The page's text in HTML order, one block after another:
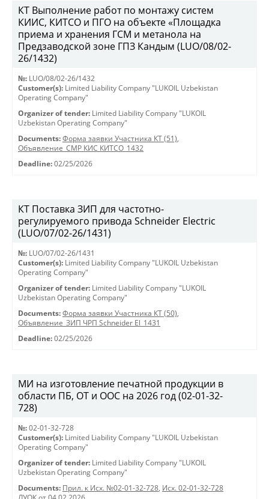
КТ Выполнение работ по монтажу систем
КИИС, КИТСО и ПГО на объекте «Площадка
приема и хранения ГСМ и метанола на
Предзаводской зоне ГПЗ Кандым (LUO/08/02-
26/1432)
№: LUO/08/02-26/1432
Customer(s): Limited Liability Company "LUKOIL Uzbekistan
Operating Company"
Organizer of tender: Limited Liability Company "LUKOIL
Uzbekistan Operating Company"
Documents: Форма заявки Участника КТ (51),
Объявление_СМР КИС КИТСО_1432
Deadline: 02/25/2026
КТ Поставка ЗИП для частотно-
регулируемого привода Schneider Electric
(LUO/07/02-26/1431)
№: LUO/07/02-26/1431
Customer(s): Limited Liability Company "LUKOIL Uzbekistan
Operating Company"
Organizer of tender: Limited Liability Company "LUKOIL
Uzbekistan Operating Company"
Documents: Форма заявки Участника КТ (50),
Объявление_ЗИП ЧРП Schneider El_1431
Deadline: 02/25/2026
МИ на изготовление печатной продукции в
области ПБ, ОТ и ООС на 2026 год (02-01-32-
728)
№: 02-01-32-728
Customer(s): Limited Liability Company "LUKOIL Uzbekistan
Operating Company"
Organizer of tender: Limited Liability Company "LUKOIL
Uzbekistan Operating Company"
Documents: Прил. к Исх. №02-01-32-728, Исх. 02-01-32-728